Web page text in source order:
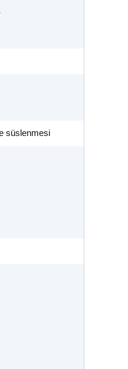
süslenmesi